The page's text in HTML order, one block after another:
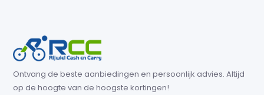
Ontvang de beste aanbiedingen en persoonlijk advies. Altijd
op de hoogte van de hoogste kortingen!